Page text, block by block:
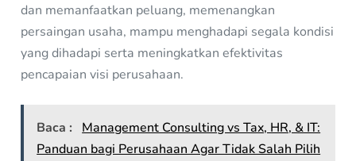
dan memanfaatkan peluang, memenangkan
persaingan usaha, mampu menghadapi segala kondisi
yang dihadapi serta meningkatkan efektivitas
pencapaian visi perusahaan.
Baca :
Management Consulting vs Tax, HR, & IT:
Panduan bagi Perusahaan Agar Tidak Salah Pilih